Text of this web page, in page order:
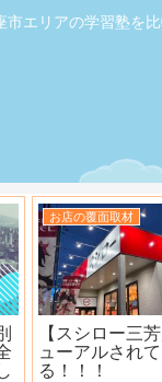
エリアの学習塾を
お店の覆面取材
大衆焼肉ホー
島